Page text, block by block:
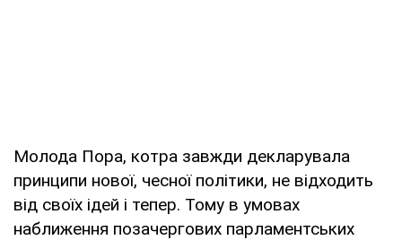
Молода Пора, котра завжди декларувала
принципи нової, чесної політики, не відходить
від своїх ідей і тепер. Тому в умовах
наближення позачергових парламентських